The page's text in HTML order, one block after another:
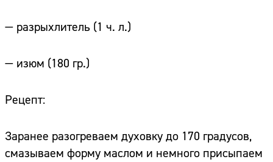
— разрыхлитель (1 ч. л.)
— изюм (180 гр.)
Рецепт:
Заранее разогреваем духовку до 170 градусов,
смазываем форму маслом и немного присыпаем